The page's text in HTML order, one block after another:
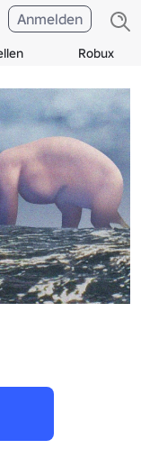
Robux
Anmelden